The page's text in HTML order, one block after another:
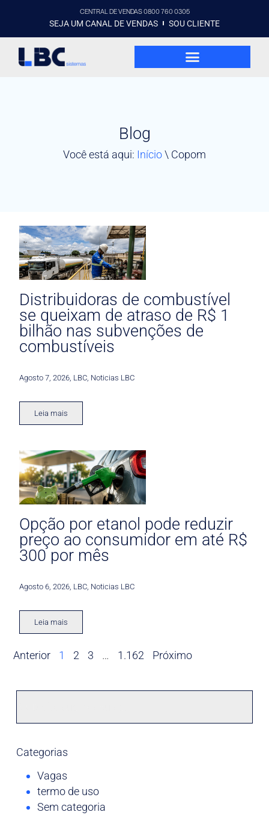
CENTRAL DE VENDAS 0800 760 0305
SEJA UM CANAL DE VENDAS SOU CLIENTE
Blog
Você está aqui: Início\ Copom
Distribuidoras de combustível
se queixam de atraso de R$ 1
bilhão nas subvenções de
combustíveis
Agosto 7, 2026 LBC Noticias LBC
Leia mais
Opção por etanol pode reduzir
preço ao consumidor em até R$
300 por mês
Agosto 6, 2026 LBC Noticias LBC
Leia mais
Anterior 1 2 3 … 1.162 Próximo
Categorias
Vagas
termo de uso
Sem categoria